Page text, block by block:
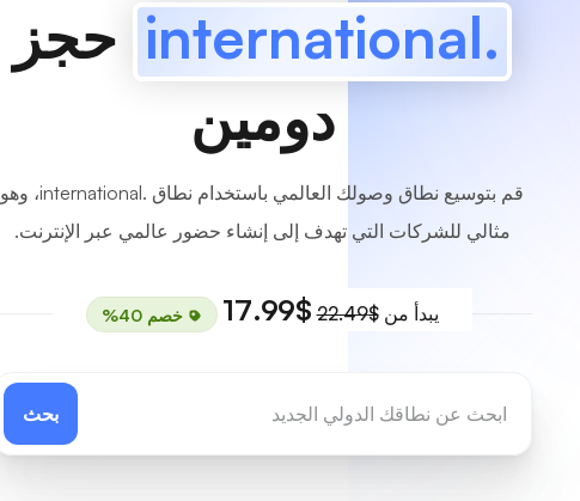
.international
حجز
دومين
قم بتوسيع نطاق وصولك العالمي باستخدام نطاق .international، وهو
مثالي للشركات التي تهدف إلى إنشاء حضور عالمي عبر الإنترنت.
يبدأ من$22.49
$17.99 خصم 40%
بحث